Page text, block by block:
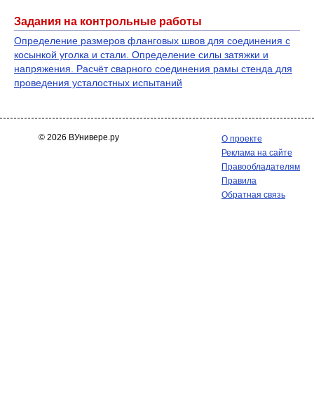
Задания на контрольные работы
Определение размеров фланговых швов для соединения с
косынкой уголка и стали. Определение силы затяжки и
напряжения. Расчёт сварного соединения рамы стенда для
проведения усталостных испытаний
© 2026 ВУнивере.ру
О проекте
Реклама на сайте
Правообладателям
Правила
Обратная связь